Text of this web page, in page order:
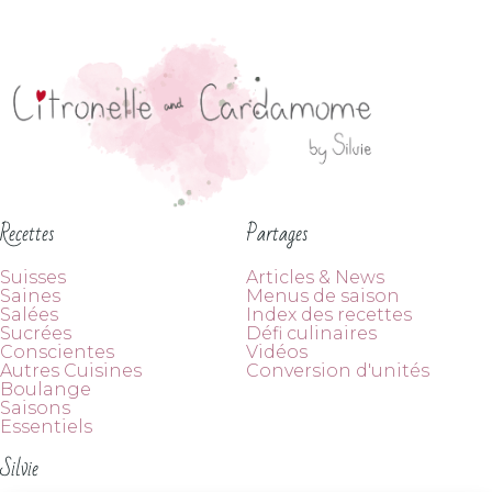
Recettes
Suisses
Saines
Salées
Sucrées
Conscientes
Autres Cuisines
Boulange
Saisons
Essentiels
Partages
Articles & News
Menus de saison
Index des recettes
Défi culinaires
Vidéos
Conversion d'unités
Silvie